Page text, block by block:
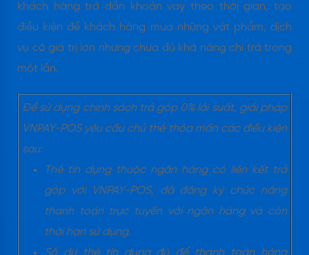
khách hàng trả dần khoản vay theo thời gian, tạo
điều kiện để khách hàng mua những vật phẩm, dịch
vụ có giá trị lớn nhưng chưa đủ khả năng chi trả trong
một lần.
Để sử dụng chính sách trả góp 0% lãi suất, giải pháp
VNPAY-POS yêu cầu chủ thẻ thỏa mãn các điều kiện
sau:
Thẻ tín dụng thuộc ngân hàng có liên kết trả
góp với VNPAY-POS, đã đăng ký chức năng
thanh toán trực tuyến với ngân hàng và còn
thời hạn sử dụng.